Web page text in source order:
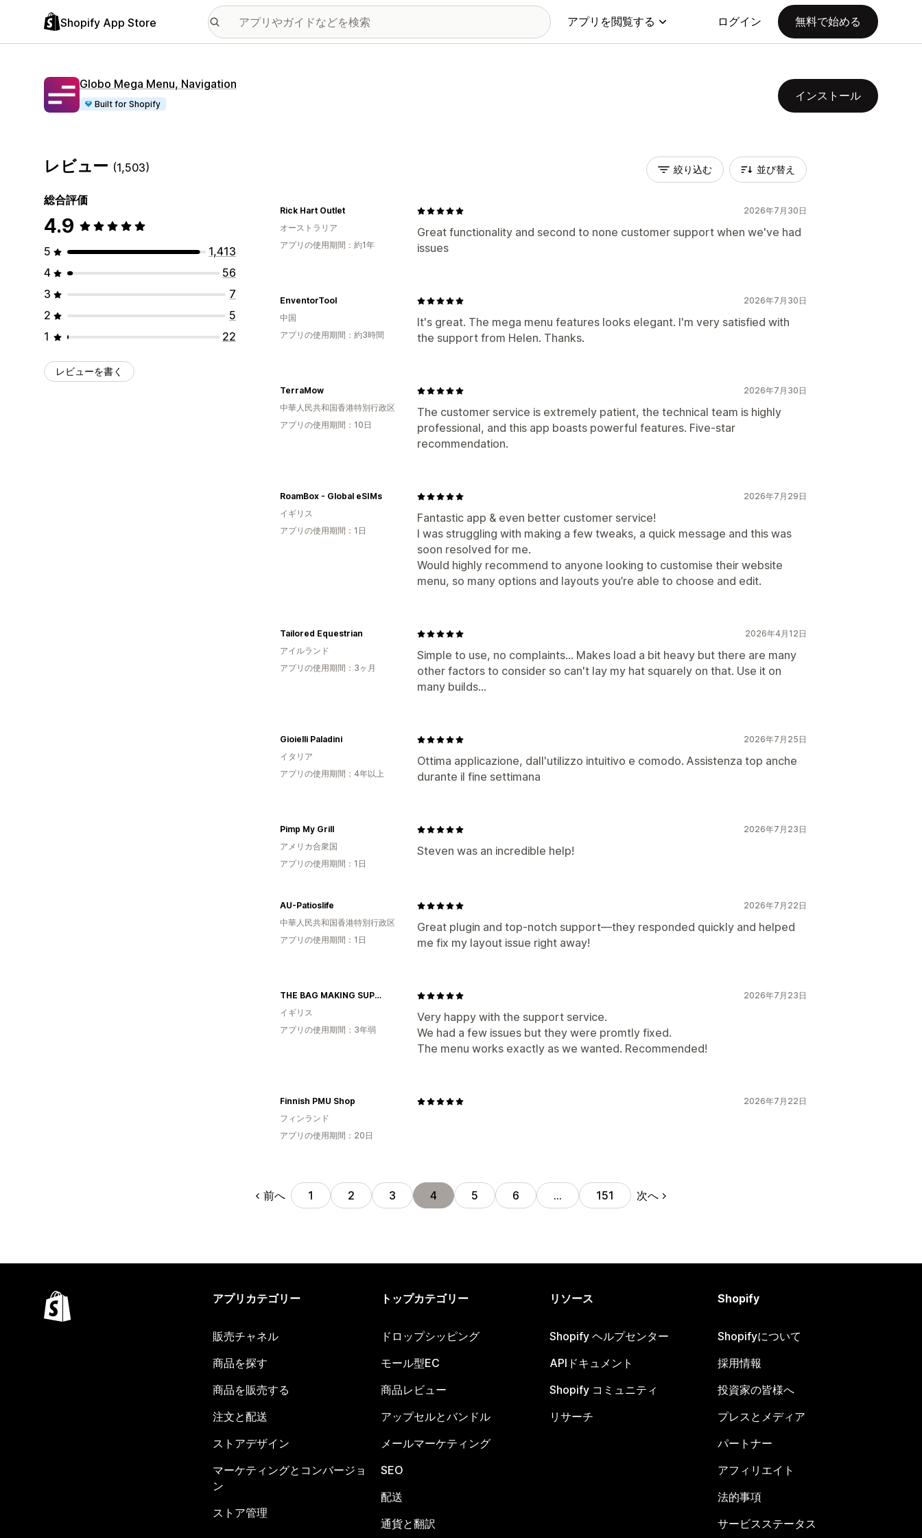
Shopify App Store アプリを閲覧する ログイン 無料で始める
Globo Mega Menu, Navigation
Built for Shopify
インストール
レビュー (1,503)
総合評価
4.9
5
1,413
4
56
3
7
2
5
1
22
レビューを書く
絞り込む 並び替え
2026年7月30日
Great functionality and second to none customer support when we've had
issues
Rick Hart Outlet
オーストラリア
アプリの使用期間：約1年
2026年7月30日
It's great. The mega menu features looks elegant. I'm very satisfied with
the support from Helen. Thanks.
EnventorTool
中国
アプリの使用期間：約3時間
2026年7月30日
The customer service is extremely patient, the technical team is highly
professional, and this app boasts powerful features. Five-star
recommendation.
TerraMow
中華人民共和国香港特別行政区
アプリの使用期間：10日
2026年7月29日
Fantastic app & even better customer service!
I was struggling with making a few tweaks, a quick message and this was
soon resolved for me.
Would highly recommend to anyone looking to customise their website
menu, so many options and layouts you’re able to choose and edit.
RoamBox - Global eSIMs
イギリス
アプリの使用期間：1日
2026年4月12日
Simple to use, no complaints... Makes load a bit heavy but there are many
other factors to consider so can't lay my hat squarely on that. Use it on
many builds...
Tailored Equestrian
アイルランド
アプリの使用期間：3ヶ月
2026年7月25日
Ottima applicazione, dall'utilizzo intuitivo e comodo. Assistenza top anche
durante il fine settimana
Gioielli Paladini
イタリア
アプリの使用期間：4年以上
2026年7月23日
Steven was an incredible help!
Pimp My Grill
アメリカ合衆国
アプリの使用期間：1日
2026年7月22日
Great plugin and top-notch support—they responded quickly and helped
me fix my layout issue right away!
AU-Patioslife
中華人民共和国香港特別行政区
アプリの使用期間：1日
2026年7月23日
Very happy with the support service.
We had a few issues but they were promtly fixed.
The menu works exactly as we wanted. Recommended!
THE BAG MAKING SUPPLIERS
イギリス
アプリの使用期間：3年弱
2026年7月22日
Finnish PMU Shop
フィンランド
アプリの使用期間：20日
前へ 1 2 3 4 5 6 … 151 次へ
アプリカテゴリー
販売チャネル
商品を探す
商品を販売する
注文と配送
ストアデザイン
マーケティングとコンバージョ
ン
ストア管理
トップカテゴリー
ドロップシッピング
モール型EC
商品レビュー
アップセルとバンドル
メールマーケティング
SEO
配送
通貨と翻訳
リソース
Shopify ヘルプセンター
APIドキュメント
Shopify コミュニティ
リサーチ
Shopify
Shopifyについて
採用情報
投資家の皆様へ
プレスとメディア
パートナー
アフィリエイト
法的事項
サービスステータス